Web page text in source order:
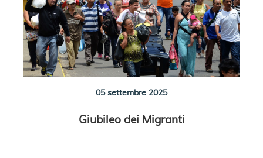
05 settembre 2025
Giubileo dei Migranti